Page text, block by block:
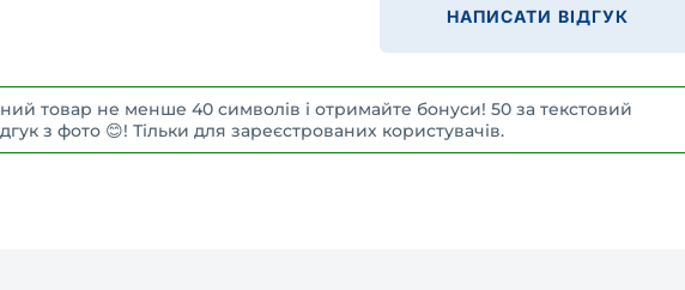
НАПИСАТИ ВІДГУК
товар не менше 40 символів і отримайте бонуси! 50 за текстовий
з фото 😊! Тільки для зареєстрованих користувачів.